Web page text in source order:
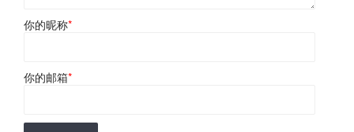
你的昵称*
你的邮箱*